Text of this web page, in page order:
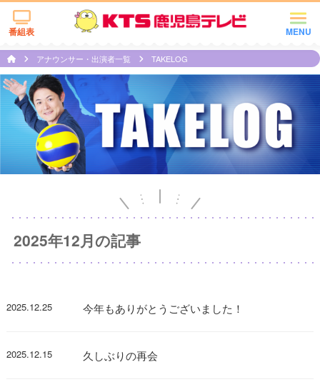
MENU
番組表
アナウンサー・出演者一覧 TAKELOG
2025年12月の記事
2025.12.25 今年もありがとうございました！
2025.12.15 久しぶりの再会